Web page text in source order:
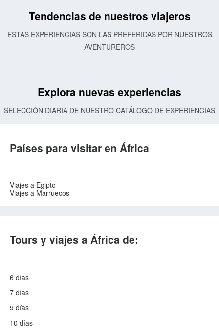
Tendencias de nuestros viajeros
ESTAS EXPERIENCIAS SON LAS PREFERIDAS POR NUESTROS
AVENTUREROS
Explora nuevas experiencias
SELECCIÓN DIARIA DE NUESTRO CATÁLOGO DE EXPERIENCIAS
Países para visitar en África
Viajes a Egipto
Viajes a Marruecos
Tours y viajes a África de:
6 días
7 días
9 días
10 días